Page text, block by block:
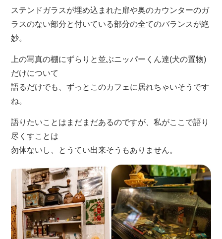
ステンドガラスが埋め込まれた扉や奥のカウンターのガ
ラスのない部分と付いている部分の全てのバランスが絶
妙。
上の写真の棚にずらりと並ぶニッパーくん達(犬の置物)
だけについて
語るだけでも、ずっとこのカフェに居れちゃいそうです
ね。
語りたいことはまだまだあるのですが、私がここで語り
尽くすことは
勿体ないし、とうてい出来そうもありません。